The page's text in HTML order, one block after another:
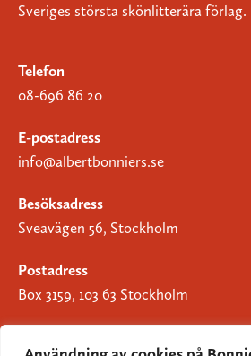
Sveriges största skönlitterära förlag.
Telefon
08-696 86 20
E-postadress
info@albertbonniers.se
Besöksadress
Sveavägen 56, Stockholm
Postadress
Box 3159, 103 63 Stockholm